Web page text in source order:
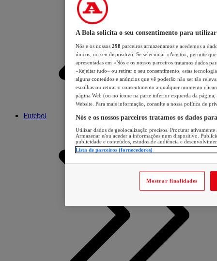
Futebol
A Bola solicita o seu consentimento para utilizar
Nós e os nossos 298 parceiros armazenamos e acedemos a
únicos, no seu dispositivo. Se selecionar «Aceito», permite
apresentadas em «Nós e os nossos parceiros tratamos dados
«Rejeitar tudo» ou retirar o seu consentimento, estas
alguns conteúdos e anúncios que vê poderão não ser tão
escolhas ou retirar o consentimento a qualquer momento
página Web (ou no ícone na parte inferior esquerda da página,
Website. Para mais informação, consulte a nossa política de
Nós e os nossos parceiros tratamos os dados
Utilizar dados de geolocalização precisos. Procurar
Armazenar e/ou aceder a informações num dispositivo.
publicidade e conteúdos, estudos de audiência e
Lista de parceiros (fornecedores)
Mostrar finalidades